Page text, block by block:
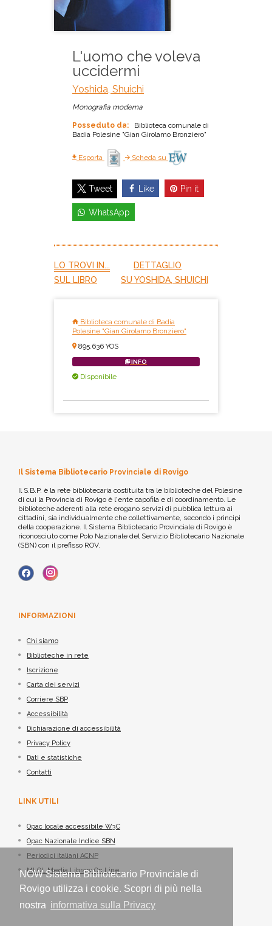
NOW Sistema Bibliotecario Provinciale di
Rovigo utilizza i cookie. Scopri di più nella
nostra informativa sulla Privacy
L'uomo che voleva
uccidermi
Yoshida, Shuichi
Monografia moderna
Posseduto da:
Biblioteca comunale di
Badia Polesine "Gian Girolamo Bronziero"
Esporta Scheda su
Tweet Like Pin it
WhatsApp
LO TROVI IN...
DETTAGLIO
SUL LIBRO
SU YOSHIDA, SHUICHI
Biblioteca comunale di Badia
Polesine "Gian Girolamo Bronziero"
895.636 YOS
INFO
Disponibile
Il Sistema Bibliotecario Provinciale di Rovigo
Il S.B.P. è la rete bibliotecaria costituita tra le biblioteche del Polesine
di cui la Provincia di Rovigo è l'ente capofila e di coordinamento. Le
biblioteche aderenti alla rete erogano servizi di pubblica lettura ai
cittadini, sia individualmente che collettivamente, secondo i principi
della cooperazione. Il Sistema Bibliotecario Provinciale di Rovigo è
riconosciuto come Polo Nazionale del Servizio Bibliotecario Nazionale
(SBN) con il prefisso ROV.
INFORMAZIONI
Chi siamo
Biblioteche in rete
Iscrizione
Carta dei servizi
Corriere SBP
Accessibilità
Dichiarazione di accessibilità
Privacy Policy
Dati e statistiche
Contatti
LINK UTILI
Opac locale accessibile W3C
Opac Nazionale Indice SBN
Periodici italiani ACNP
MLOL Media Library On Line